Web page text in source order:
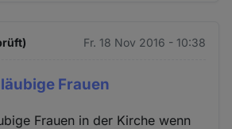
Fr. 18 Nov 2016 - 10:38
Frauen
Frauen in der Kirche wenn